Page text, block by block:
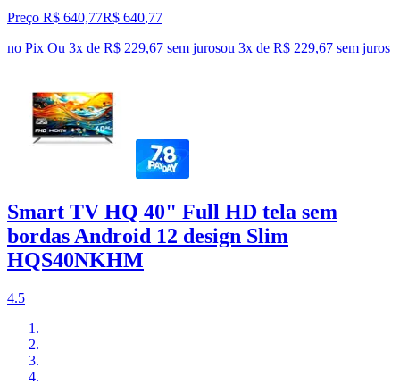
Preço R$ 640,77R$ 640,77
no Pix Ou 3x de R$ 229,67 sem jurosou 3x de R$ 229,67 sem juros
Smart TV HQ 40" Full HD tela sem
bordas Android 12 design Slim
HQS40NKHM
4.5